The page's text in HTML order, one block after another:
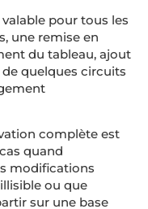
pour tous les
une remise en
du tableau, ajout
quelques circuits
complète est
quand
modifications
ou que
sur une base